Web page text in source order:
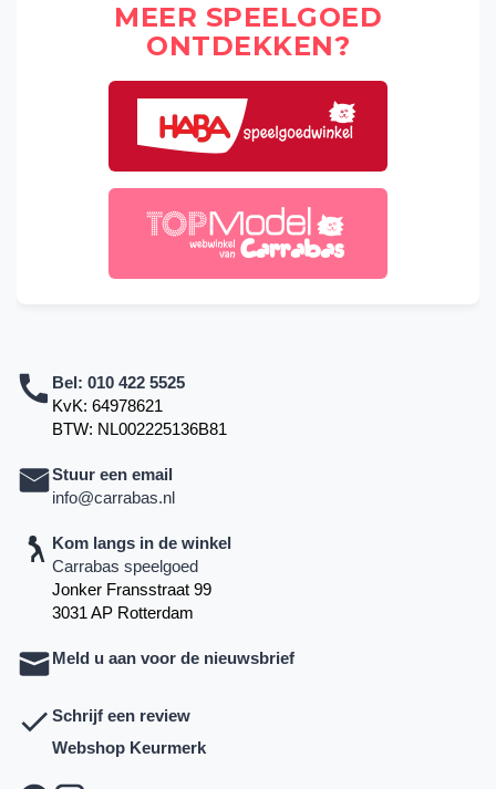
MEER SPEELGOED
ONTDEKKEN?
Bel: 010 422 5525
KvK: 64978621
BTW: NL002225136B81
Stuur een email
info@carrabas.nl
Kom langs in de winkel
Carrabas speelgoed
Jonker Fransstraat 99
3031 AP Rotterdam
Meld u aan voor de nieuwsbrief
Schrijf een review
Webshop Keurmerk